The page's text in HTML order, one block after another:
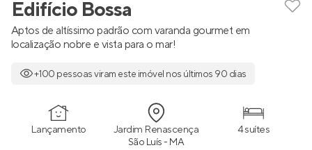
Edifício Bossa
Aptos de altíssimo padrão com varanda gourmet em
localização nobre e vista para o mar!
+100 pessoas viram este imóvel nos últimos 90 dias
Lançamento Jardim Renascença
São Luís - MA
4 suítes